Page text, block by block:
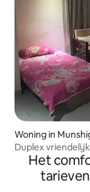
Woning in
Duplex
Het